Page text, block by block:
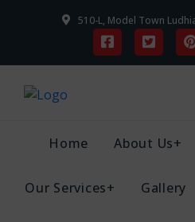
510-L, Model Town
Home About Us+
Our Services+ Gallery